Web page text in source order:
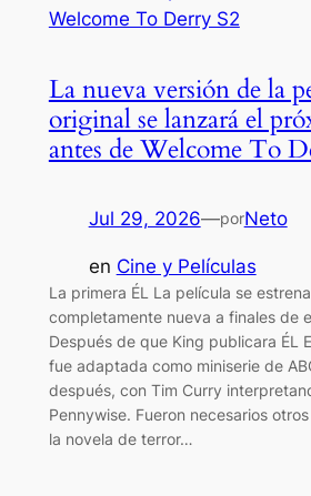
La nueva versión de la
original se lanzará el
antes de Welcome To
Jul 29, 2026—porNeto
en Cine y Películas
La primera ÉL La película se
completamente nueva a finales de
Después de que King publicara ÉL
fue adaptada como miniserie de
después, con Tim Curry
Pennywise. Fueron necesarios
la novela de terror…